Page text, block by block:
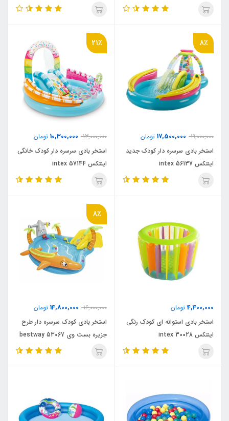
8٪
19,000,000
17,500,000 تومان
استخر بادی سرسره دار کودک جدید
اینتکس intex 56137
21٪
13,000,000
10,300,000 تومان
استخر بادی سرسره دار کودک خانگی
اینتکس intex 57144
4,400,000تومان
استخر بادی استوانه ای کودک رنگی
اینتکس intex 30028
8٪
16,000,000
14,800,000 تومان
استخر بادی کودک سرسره دار طرح
جزیره بست وی bestway 53067